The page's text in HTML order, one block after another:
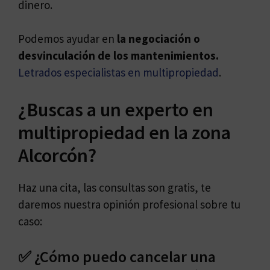
dinero.
Podemos ayudar en la negociación o
desvinculación de los mantenimientos.
Letrados especialistas en multipropiedad.
¿Buscas a un experto en
multipropiedad en la zona
Alcorcón?
Haz una cita, las consultas son gratis, te
daremos nuestra opinión profesional sobre tu
caso:
✅ ¿Cómo puedo cancelar una